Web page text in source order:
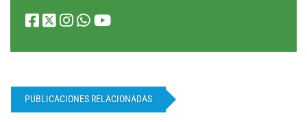
PUBLICACIONES RELACIONADAS